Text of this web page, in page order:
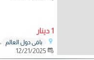
1 دينار
باقي دول العالم